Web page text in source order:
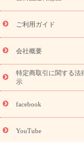
レゼント特集
夏
敬老の日におく
花ギフト・プレゼ
老の日 花鉢植えの
フト・プレゼント
ペーン
映画『ウ
「きょう誕生日
誕生日フラワーギフ
ご利用ガイド
会社概要
特定商取引に関する法
示
facebook
YouTube